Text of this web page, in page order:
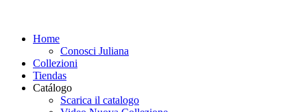
Home
Conosci Juliana
Collezioni
Tiendas
Catálogo
Scarica il catalogo